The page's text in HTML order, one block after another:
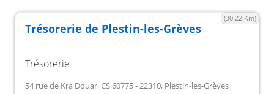
(30.22 Km)
Trésorerie de Plestin-les-Grèves
Trésorerie
54 rue de Kra Douar, CS 60775 - 22310, Plestin-les-Grèves